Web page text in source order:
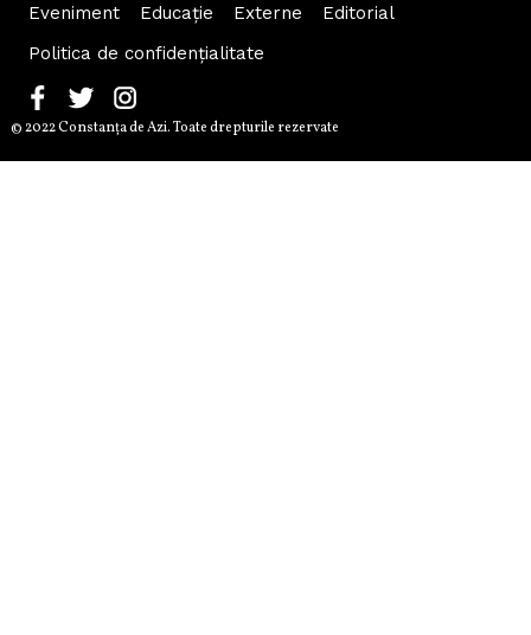
Eveniment
Educaţie Externe
Editorial
Politica de confidențialitate
© 2022 Constanţa de Azi. Toate drepturile rezervate